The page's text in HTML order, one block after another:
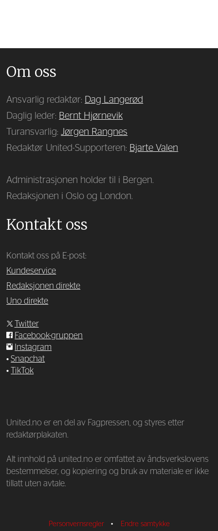
Om oss
Ansvarlig redaktør: Dag Langerød
Daglig leder: Bernt Hjørnevik
Turansvarlig:Jørgen Rangnes
Redaktør United-Supporteren: Bjarte Valen
Administrasjonen holder til i Bergen.
Redaksjonen i Oslo og London.
Kontakt oss
Kontakt oss på E-post:
Kundeservice
Redaksjonen direkte
Uno direkte
Twitter
Facebook-gruppen
Instagram
•Snapchat
•
TikTok
United.no er en del av Fagpressen, og styres etter
redaktørplakaten.
Alt innhold på united.no er omfattet av åndsverkslovens
bestemmelser, og kopiering og bruk av materiale er ikke
tillatt uten avtale.
Personvernsregler • Endre samtykke